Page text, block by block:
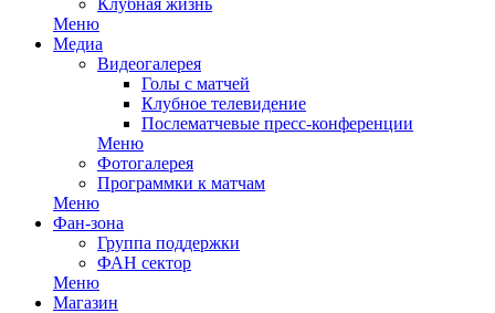
Клубная жизнь
Меню
Медиа
Видеогалерея
Голы с матчей
Клубное телевидение
Послематчевые пресс-конференции
Меню
Фотогалерея
Программки к матчам
Меню
Фан-зона
Группа поддержки
ФАН сектор
Меню
Магазин